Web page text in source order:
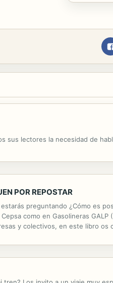
sus lectores la necesidad de
POR REPOSTAR
preguntando ¿Cómo es
como en Gasolineras
y colectivos, en este libro